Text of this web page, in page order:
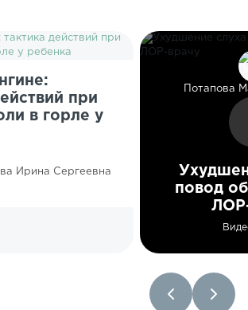
при
в горле у
Ирина Сергеевна
Потапова
повод